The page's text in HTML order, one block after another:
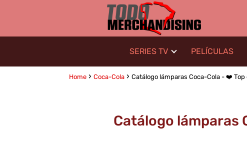
SERIES TV PELÍCULAS
Home Coca-Cola Catálogo lámparas Coca-Cola - ❤️ Top
Catálogo lámparas